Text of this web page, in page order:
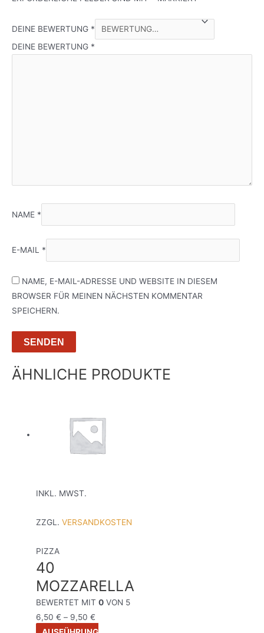
DEINE BEWERTUNG *
DEINE BEWERTUNG *
NAME *
E-MAIL *
NAME, E-MAIL-ADRESSE UND WEBSITE IN DIESEM
BROWSER FÜR MEINEN NÄCHSTEN KOMMENTAR
SPEICHERN.
ÄHNLICHE PRODUKTE
INKL. MWST.
ZZGL.VERSANDKOSTEN
PIZZA
40
MOZZARELLA
BEWERTET MIT0 VON 5
6,50€ – 9,50€